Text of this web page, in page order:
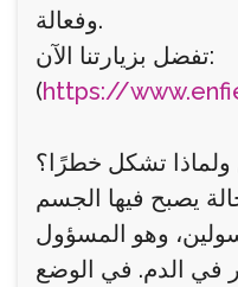
وفعالة.
تفضل بزيارتنا الآن:
(https://
ولماذا تشكل خطرًا؟
يصبح فيها الجسم
وهو المسؤول
في الدم. في الوضع